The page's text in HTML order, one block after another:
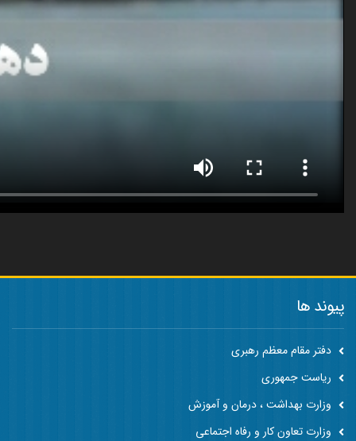
پیوند ها
دفتر مقام معظم رهبری
ریاست جمهوری
وزارت بهداشت ، درمان و آموزش
وزارت تعاون کار و رفاه اجتماعی